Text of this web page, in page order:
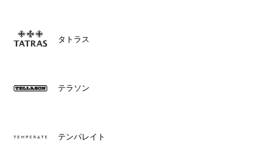
タトラス
テラソン
テンパレイト